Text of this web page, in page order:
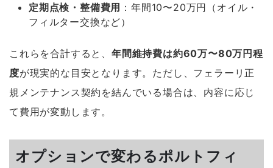
定期点検・整備費用 ：年間10〜20万円（オイル・
フィルター交換など）
これらを合計すると、 年間維持費は約60万〜80万円程
度が現実的な目安となります。ただし、フェラーリ正
規メンテナンス契約を結んでいる場合は、内容に応じ
て費用が変動します。
オプションで変わるポルトフィ